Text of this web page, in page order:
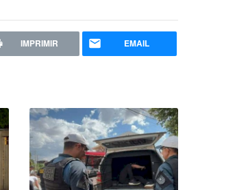
IMPRIMIR EMAIL